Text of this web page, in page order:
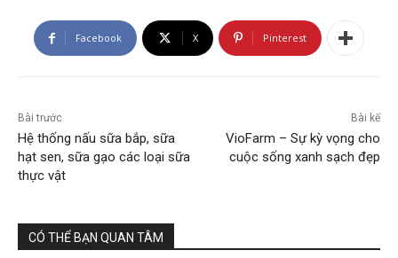
Facebook X Pinterest
Bài trước
Hệ thống nấu sữa bắp, sữa
hạt sen, sữa gạo các loại sữa
thực vật
Bài kế
VioFarm – Sự kỳ vọng cho
cuộc sống xanh sạch đẹp
CÓ THỂ BẠN QUAN TÂM